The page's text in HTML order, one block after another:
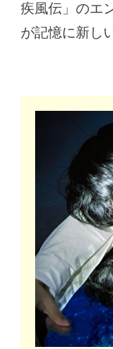
疾風伝」のエ
が記憶に新し